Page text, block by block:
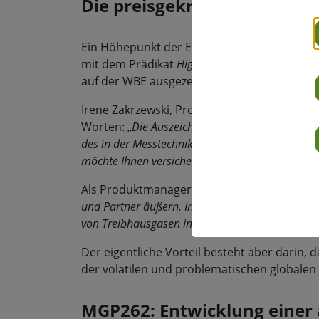
Die preisgekrönte MGP262
Ein Höhepunkt der Expo & Summit waren
mit dem PrädikatHighly Commended
in der
auf der WBE ausgezeichnet – dieses Jahr
Irene Zakrzewski, Projektmanagerin für
Worten: „Die Auszeichnung für unsere
des in der Messtechnik Möglichen zu
möchte Ihnen versichern, dass wir mit weiteren
Als Produktmanager fährt Antti Heikkilä fort: „
und Partner äußern. Im täglichen Betrieb
von Treibhausgasen in die Atmosphäre zu
Der eigentliche Vorteil besteht aber darin,
der volatilen und problematischen
MGP262: Entwicklung